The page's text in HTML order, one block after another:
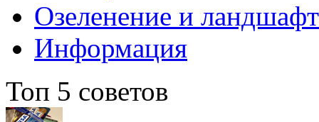
Озеленение и
Информация
Топ 5 советов